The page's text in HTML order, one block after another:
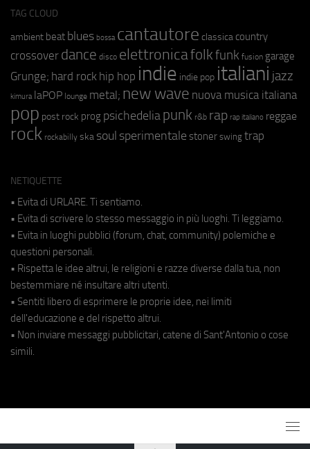
TAG CLOUD
ambient beat blues bossa cantautore classica country
crossover dance disco elettronicafolkfunk fusion garage
Grunge; hard rock hip hop indie indie pop italiani jazz
kimura laPOP lounge metal; new wave nuova musica italiana
pop post rock prog psichedeliapunk r&b rap rap italiano reggae
rock rockabilly ska soul sperimentale stoner swing trap
NETIQUETTE
• Evita di URLARE. Ti sentiamo.
• Evita di scrivere lo stesso messaggio in più luoghi. Ti leggiamo.
• Evita in luoghi pubblici (forum, chat, community) polemiche e
questioni personali.
• Rispetta le idee altrui, le religioni e razze diverse dalla tua, non
bestemmiare né insultare altri utenti.
• Sentiti libero di esprimere le proprie idee, nei limiti
dell'educazione e del rispetto altrui.
• Non inviare messaggi pubblicitari, catene di Sant'Antonio o cose
simili.